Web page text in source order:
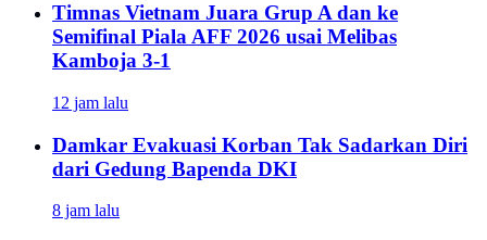
Timnas Vietnam Juara Grup A dan ke
Semifinal Piala AFF 2026 usai Melibas
Kamboja 3-1
12 jam lalu
Damkar Evakuasi Korban Tak Sadarkan Diri
dari Gedung Bapenda DKI
8 jam lalu